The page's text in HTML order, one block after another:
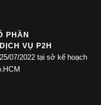
PHẦN
VỤ P2H
07/2022 tại sở kế hoạch